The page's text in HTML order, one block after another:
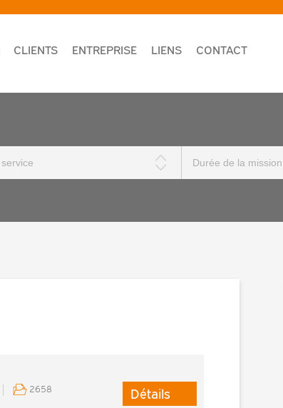
CLIENTS ENTREPRISE LIENS CONTACT
2658 Détails